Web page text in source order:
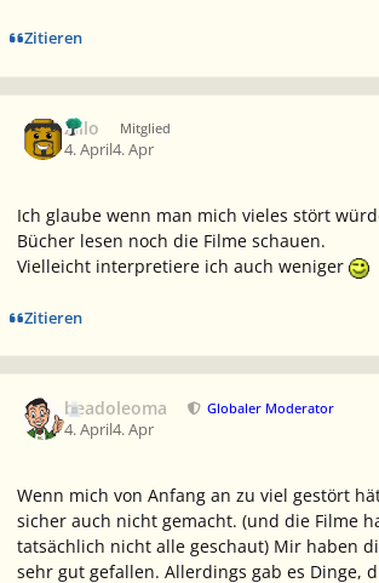
Zitieren
Zillo Mitglied
4. April4. Apr
Ich glaube wenn man mich vieles stört
Bücher lesen noch die Filme schauen.
Vielleicht interpretiere ich auch weniger
Zitieren
beadoleoma Globaler Moderator
4. April4. Apr
Wenn mich von Anfang an zu viel gestört
sicher auch nicht gemacht. (und die Filme
tatsächlich nicht alle geschaut) Mir haben
sehr gut gefallen. Allerdings gab es Dinge,